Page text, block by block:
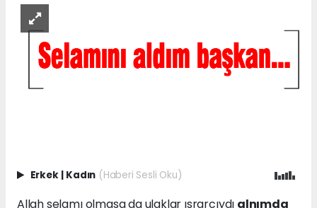
Erkek Kadın (Haberi Sesli Oku)
Allah selamı olmasa da ulaklar ısrarcıydı alnımda